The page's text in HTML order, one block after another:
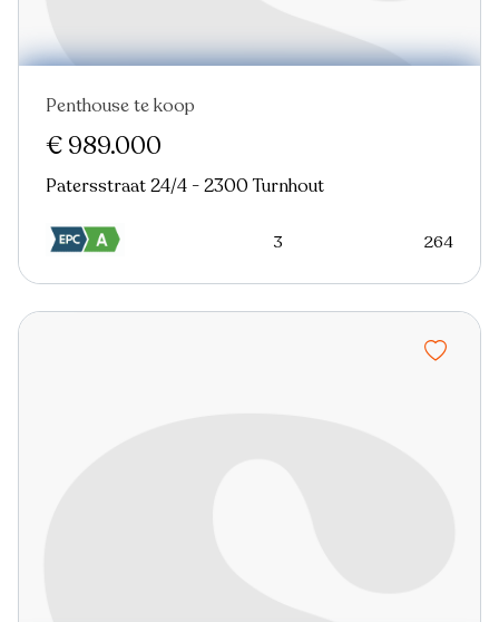
Nieuw
Penthouse te koop
€ 989.000
Patersstraat 24/4 - 2300 Turnhout
3 264